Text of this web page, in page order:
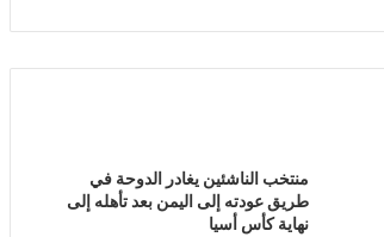
القوات المسلحة تستهدف سفينة نفطية
أضرار تفوق التصور تلحق بيمناء الحديدة جراء
العدوان السعودي
منتخب الناشئين يغادر الدوحة في
طريق عودته إلى اليمن بعد تأهله إلى
نهاية كأس أسيا